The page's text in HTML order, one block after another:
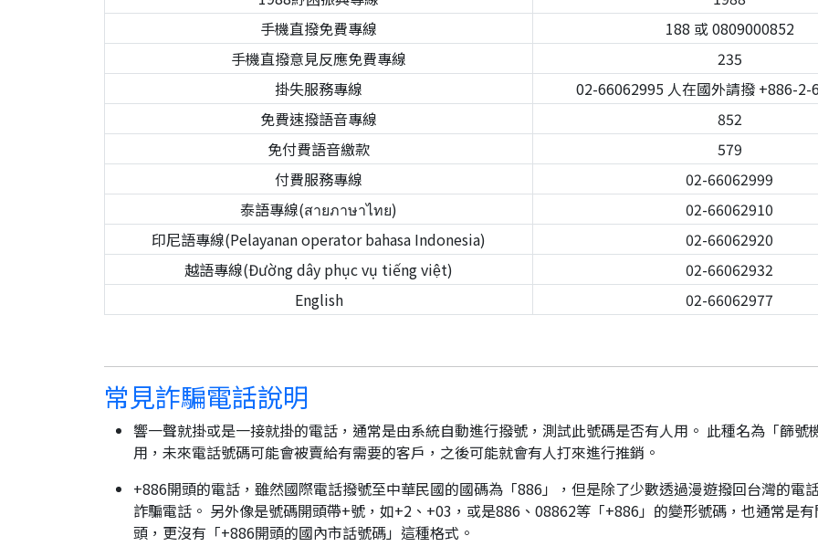
手機直撥免費專線
188 或 0809000852
手機直撥意見反應免費專線
235
掛失服務專線
02-66062995 人在國外請撥 +886-2-
免費速撥語音專線
852
免付費語音繳款
579
付費服務專線
02-66062999
泰語專線(สายภาษาไทย)
02-66062910
印尼語專線(Pelayanan operator bahasa Indonesia)
02-66062920
越語專線(Đường dây phục vụ tiếng việt)
02-66062932
English
02-66062977
常見詐騙電話說明
響一聲就掛或是一接就掛的電話，通常是由系統自動進行撥號，測試此號碼是否有人用。 此種名為「篩
用，未來電話號碼可能會被賣給有需要的客戶，之後可能就會有人打來進行推銷。
+886開頭的電話，雖然國際電話撥號至中華民國的國碼為「886」，但是除了少數透過漫遊撥回台灣的電
詐騙電話。 另外像是號碼開頭帶+號，如+2、+03，或是886、08862等「+886」的變形號碼，也通常是
頭，更沒有「+886開頭的國內市話號碼」這種格式。